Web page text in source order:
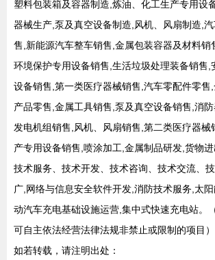
塑料包装箱及容器制造,炼油、化工生产专用设
器械生产,泵及真空设备制造,风机、风扇制造,
售,新能源汽车整车销售,金属包装容器及材料销
环境保护专用设备销售,生活垃圾处理装备销售,
设备销售,第一类医疗器械销售,汽车零配件零售
产品零售,金属工具销售,泵及真空设备销售,消
发电机组销售,风机、风扇销售,第二类医疗器械
产专用设备销售,喷涂加工,金属制品研发,货物进
技术服务、技术开发、技术咨询、技术交流、
广,网络与信息安全软件开发,消防技术服务,太
动汽车充电基础设施运营,集中式快速充电站。
可自主依法经营法律法规非禁止或限制的项目）
如若转载，请注明出处：